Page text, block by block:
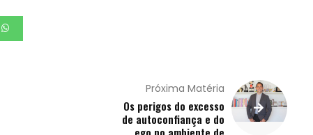
Próxima Matéria
Os perigos do excesso
de autoconfiança e do